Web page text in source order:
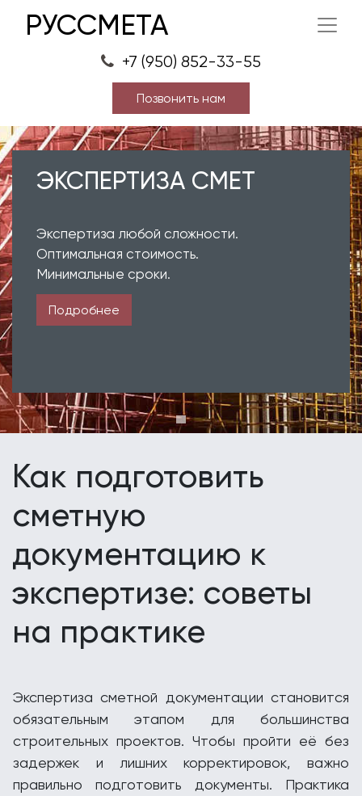
РУССМЕТА
+7 (950) 852-33-55
Позвонить нам
ЭКСПЕРТИЗА СМЕТ
Экспертиза любой сложности.
Оптимальная стоимость.
Минимальные сроки.
Подробнее
Как подготовить
сметную
документацию к
экспертизе: советы
на практике
Экспертиза сметной документации становится
обязательным этапом для большинства
строительных проектов. Чтобы пройти её без
задержек и лишних корректировок, важно
правильно подготовить документы. Практика